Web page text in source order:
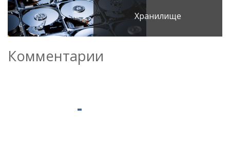
Хранилище
Комментарии